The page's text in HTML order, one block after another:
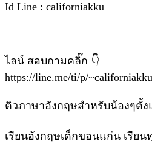
Id Line : californiakku
ไลน์ สอบถามคลิ๊ก 👇
https://line.me/ti/p/~californiakku
ติวภาษาอังกฤษสำหรับน้องๆตั้ง
เรียนอังกฤษเด็กขอนแก่น เรียน